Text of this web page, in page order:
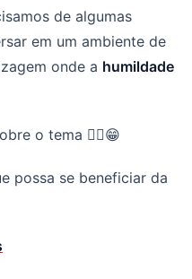
de algumas
em um ambiente de
onde a humildade
o tema ✌🏼😁
possa se beneficiar da